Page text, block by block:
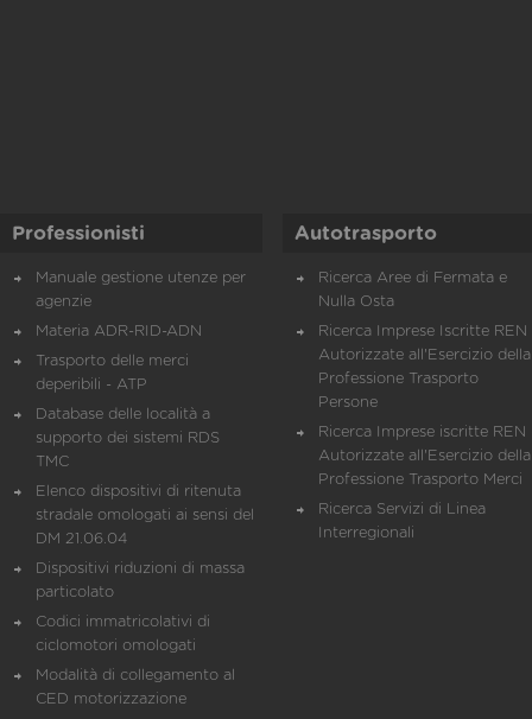
Professionisti
Manuale gestione utenze per
agenzie
Materia ADR-RID-ADN
Trasporto delle merci
deperibili - ATP
Database delle località a
supporto dei sistemi RDS
TMC
Elenco dispositivi di ritenuta
stradale omologati ai sensi del
DM 21.06.04
Dispositivi riduzioni di massa
particolato
Codici immatricolativi di
ciclomotori omologati
Modalità di collegamento al
CED motorizzazione
Autotrasporto
Ricerca Aree di Fermata e
Nulla Osta
Ricerca Imprese Iscritte REN
Autorizzate all'Esercizio della
Professione Trasporto
Persone
Ricerca Imprese iscritte REN
Autorizzate all'Esercizio della
Professione Trasporto Merci
Ricerca Servizi di Linea
Interregionali